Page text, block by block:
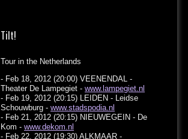
Tilt!
Tour in the Netherlands
- Feb 18, 2012 (20:00) VEENENDAL -
Theater De Lampegiet -www.lampegiet.nl
- Feb 19, 2012 (20:15) LEIDEN - Leidse
Schouwburg -www.stadspodia.nl
- Feb 21, 2012 (20:15) NIEUWEGEIN - De
Kom -www.dekom.nl
- Feb 22, 2012 (19:30) ALKMAAR -